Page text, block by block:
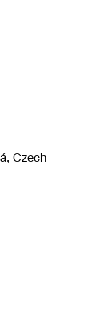
Czech